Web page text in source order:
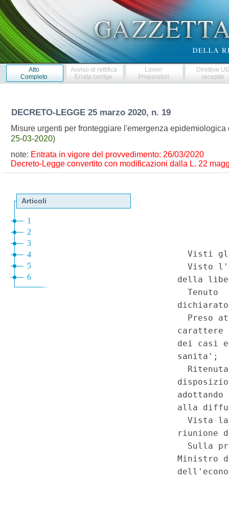
Atto
Completo
Avviso di rettifica
Errata corrige
Lavori
Preparatori
Direttive
recepite
DECRETO-LEGGE 25 marzo 2020, n. 19
Misure urgenti per fronteggiare l'emergenza
25-03-2020)
note: Entrata in vigore del provvedimento: 26/03/2020
Decreto-Legge convertito con modificazioni dalla L. 22